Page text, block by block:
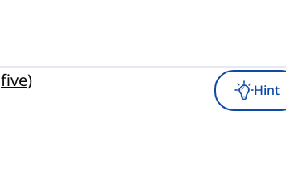
five) Hint